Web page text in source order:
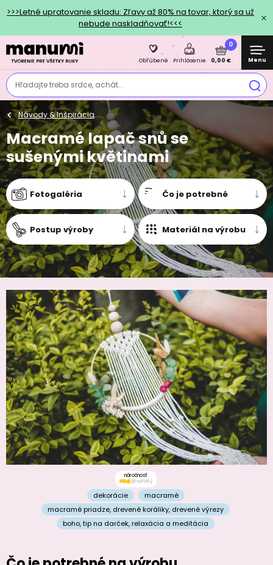
>>>Letné upratovanie skladu: Zľavy až 80% na tovar, ktorý sa už
nebude naskladňovať!<<<
Hľadajte treba srdce, achát...
Obľúbené Prihlásenie
0
0,00 € Menu
Návody & Inšpirácia
Macramé lapač snů se
sušenými květinami
Fotogaléria Čo je potrebné
Postup výroby Materiál na výrobu
náročnosť
dekorácie
macramé
macramé priadze, drevené koráliky, drevené výrezy
boho,tip na darček, relaxácia a meditácia